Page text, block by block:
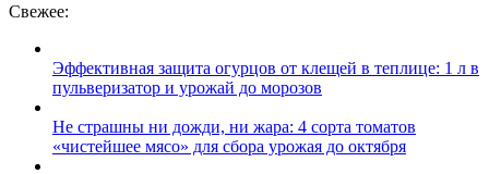
Свежее:
Эффективная защита огурцов от клещей в теплице: 1 л в
пульверизатор и урожай до морозов
Не страшны ни дожди, ни жара: 4 сорта томатов
«чистейшее мясо» для сбора урожая до октября